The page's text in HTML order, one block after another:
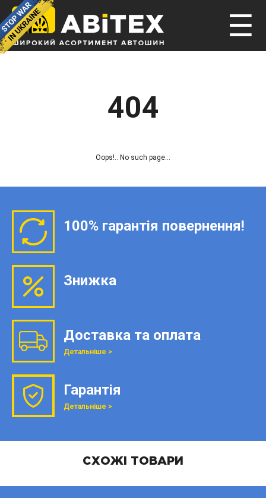
☰
404
Oops!.. No such page...
100% гарантія повернення!
Знижка
Доставка та оплата
Детальніше >
Гарантія
Детальніше >
СХОЖІ ТОВАРИ